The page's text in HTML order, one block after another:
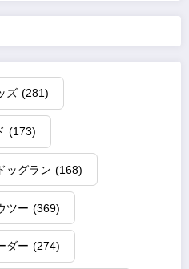
ズ (281)
(173)
ドッグラン (168)
ツー (369)
ダー (274)